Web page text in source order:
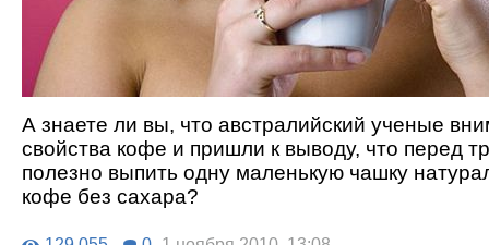
А знаете ли вы, что австралийский ученые
свойства кофе и пришли к выводу, что перед
полезно выпить одну маленькую чашку
кофе без сахара?